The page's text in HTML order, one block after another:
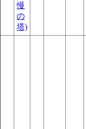
慢
の
塔)